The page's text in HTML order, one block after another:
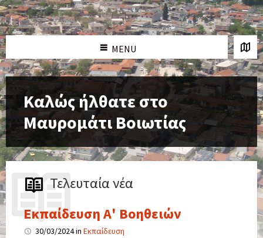
MENU
Καλώς ήλθατε στο
Μαυρομάτι Βοιωτίας
Τελευταία νέα
Εκπαίδευση Α' Βοηθειών
30/03/2024in Εκπαίδευση